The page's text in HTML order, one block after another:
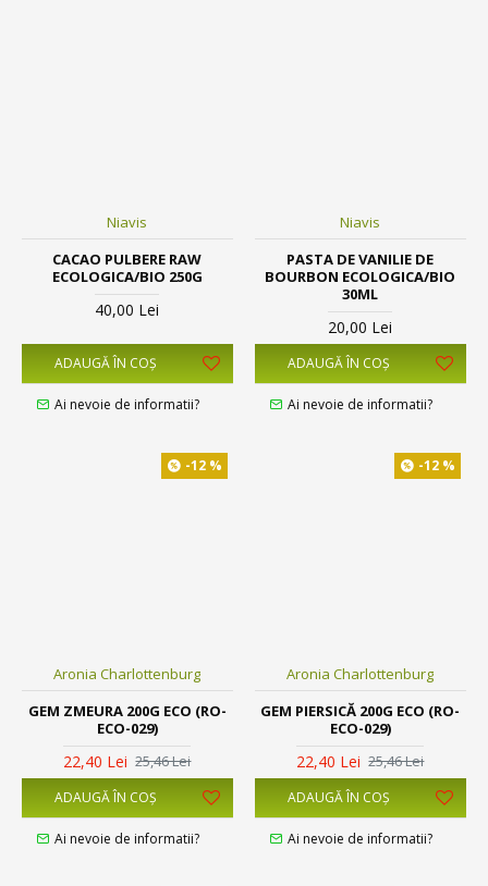
Niavis
CACAO PULBERE RAW
ECOLOGICA/BIO 250G
40,00 Lei
ADAUGĂ ÎN COŞ
Ai nevoie de informatii?
Niavis
PASTA DE VANILIE DE
BOURBON ECOLOGICA/BIO
30ML
20,00 Lei
ADAUGĂ ÎN COŞ
Ai nevoie de informatii?
-12 %
Aronia Charlottenburg
GEM ZMEURA 200G ECO (RO-
ECO-029)
22,40 Lei 25,46 Lei
ADAUGĂ ÎN COŞ
Ai nevoie de informatii?
-12 %
Aronia Charlottenburg
GEM PIERSICĂ 200G ECO (RO-
ECO-029)
22,40 Lei 25,46 Lei
ADAUGĂ ÎN COŞ
Ai nevoie de informatii?